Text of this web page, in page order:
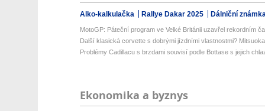
Alko-kalkulačka Rallye Dakar 2025 Dálniční
MotoGP: Páteční program ve Velké Británii uzavřel rekordním
Další klasická corvette s dobrými jízdními vlastnostmi?
Problémy Cadillacu s brzdami souvisí podle Bottase s jejich
Ekonomika a byznys